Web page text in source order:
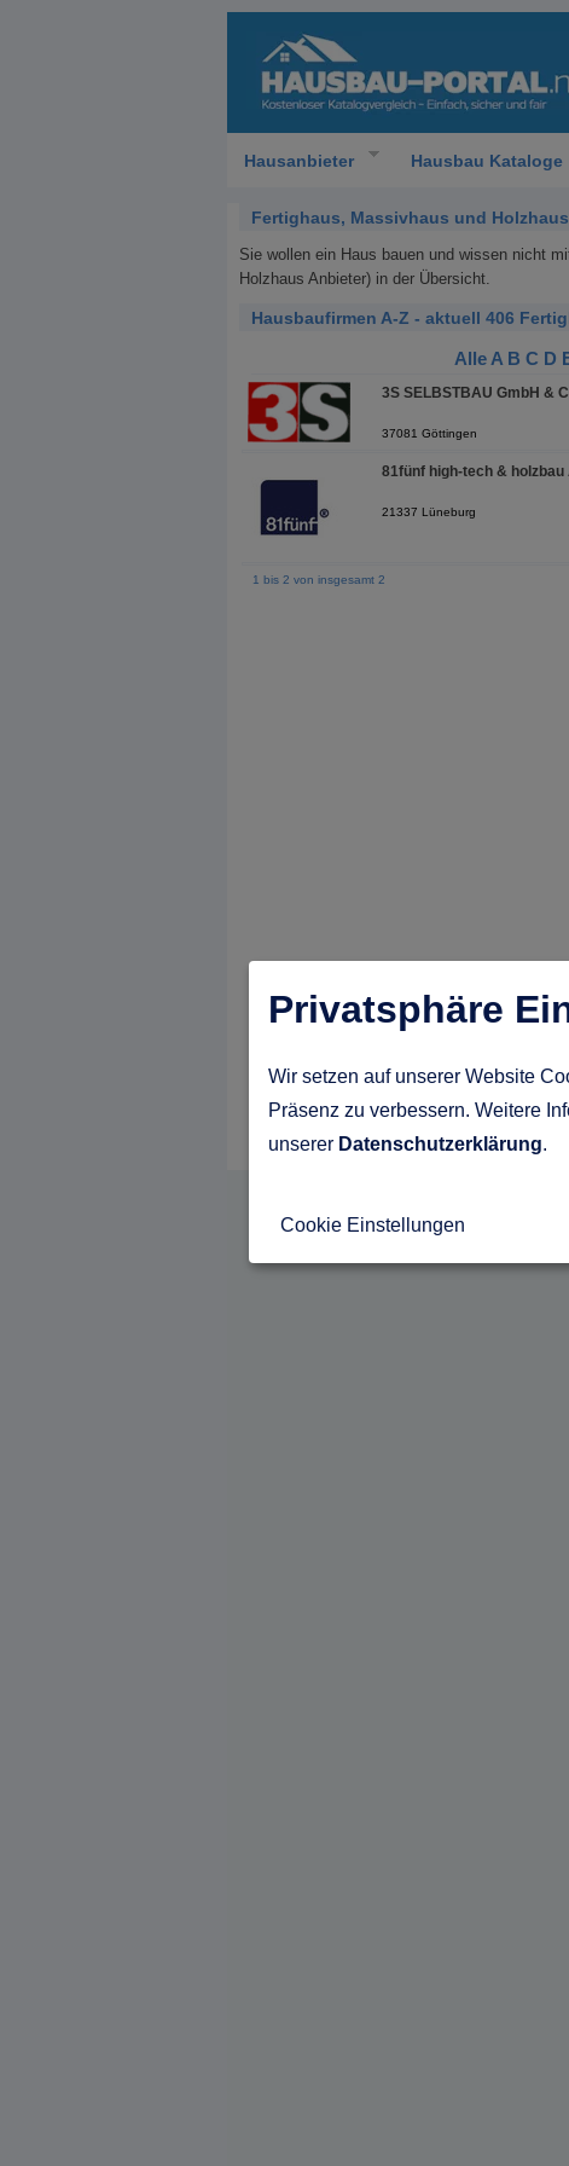
Hausanbieter Hausbau Kataloge
Fertighaus, Massivhaus und
Sie wollen ein Haus bauen und wissen nicht
Holzhaus Anbieter) in der Übersicht.
Hausbaufirmen A-Z - aktuell 406
Alle A B C D
3S SELBSTBAU GmbH &
37081 Göttingen
81fünf high-tech & holzbau
21337 Lüneburg
1 bis 2 von insgesamt 2
Privatsphäre
Wir setzen auf unserer Website
Präsenz zu verbessern. Weitere
unserer Datenschutzerklärung.
Cookie Einstellungen